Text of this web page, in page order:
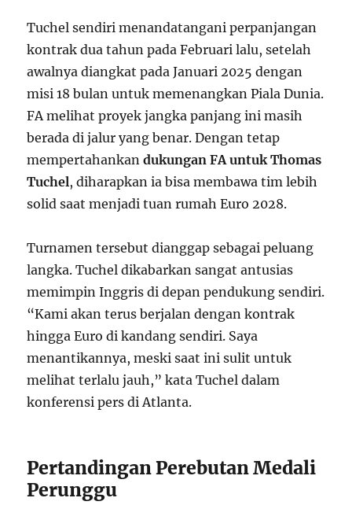
Tuchel sendiri menandatangani perpanjangan
kontrak dua tahun pada Februari lalu, setelah
awalnya diangkat pada Januari 2025 dengan
misi 18 bulan untuk memenangkan Piala Dunia.
FA melihat proyek jangka panjang ini masih
berada di jalur yang benar. Dengan tetap
mempertahankandukungan FA untuk Thomas
Tuchel, diharapkan ia bisa membawa tim lebih
solid saat menjadi tuan rumah Euro 2028.
Turnamen tersebut dianggap sebagai peluang
langka. Tuchel dikabarkan sangat antusias
memimpin Inggris di depan pendukung sendiri.
“Kami akan terus berjalan dengan kontrak
hingga Euro di kandang sendiri. Saya
menantikannya, meski saat ini sulit untuk
melihat terlalu jauh,” kata Tuchel dalam
konferensi pers di Atlanta.
Pertandingan Perebutan Medali
Perunggu